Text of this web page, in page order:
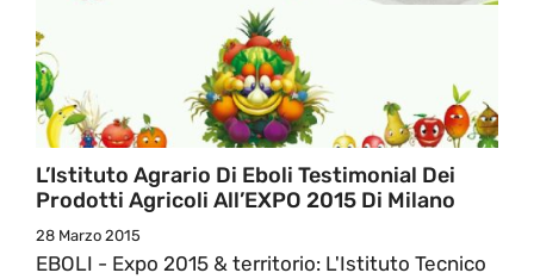
L’Istituto Agrario Di Eboli Testimonial Dei
Prodotti Agricoli All’EXPO 2015 Di Milano
28 Marzo 2015
EBOLI - Expo 2015 & territorio: L'Istituto Tecnico